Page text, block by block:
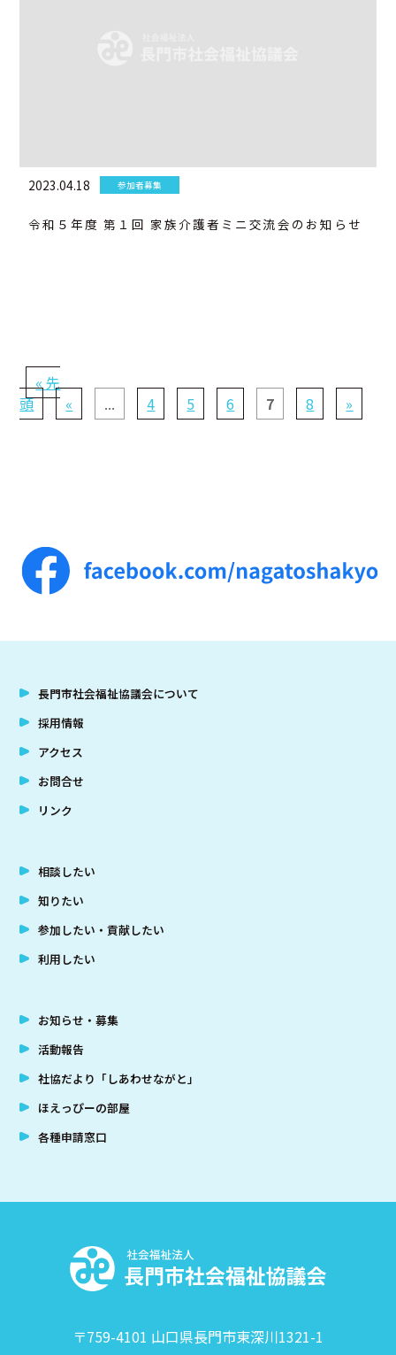
2023.04.18 参加者募集
令和５年度 第１回 家族介護者ミニ交流会のお知らせ
« 先
頭
« ... 4 5 6 7 8 »
長門市社会福祉協議会について
採用情報
アクセス
お問合せ
リンク
相談したい
知りたい
参加したい・貢献したい
利用したい
お知らせ・募集
活動報告
社協だより「しあわせながと」
ほえっぴーの部屋
各種申請窓口
〒759-4101 山口県長門市東深川1321-1